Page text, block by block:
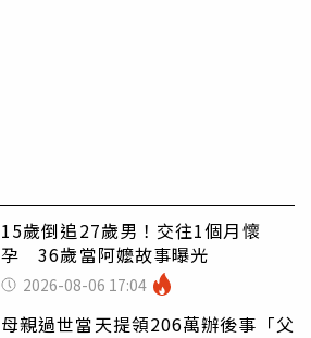
15歲倒追27歲男！交往1個月懷
孕 36歲當阿嬤故事曝光
2026-08-06 17:04
母親過世當天提領206萬辦後事「父